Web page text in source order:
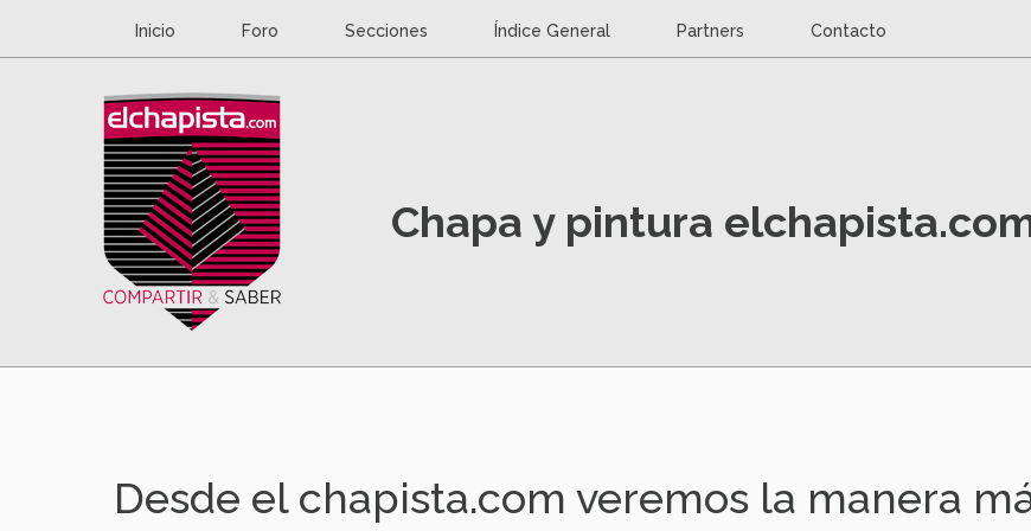
Inicio Foro Secciones Índice General Partners Contacto
Chapa y pintura
Desde el chapista.com veremos la manera